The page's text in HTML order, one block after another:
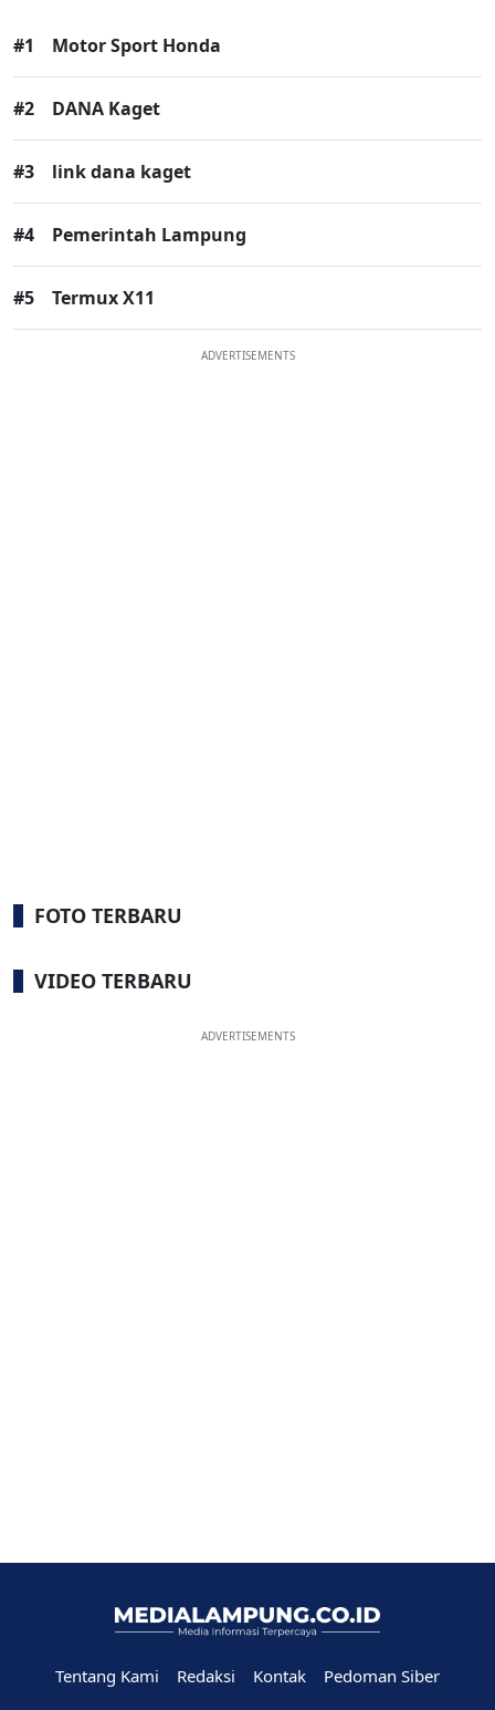
#1 Motor Sport Honda
#2 DANA Kaget
#3 link dana kaget
#4 Pemerintah Lampung
#5 Termux X11
ADVERTISEMENTS
FOTO TERBARU
VIDEO TERBARU
ADVERTISEMENTS
Tentang Kami Redaksi Kontak
Pedoman Siber